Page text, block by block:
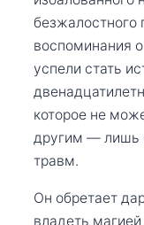
безжалостного
воспоминания
успели стать
которое не
другим — лишь
травм.
Он обретает
владеть